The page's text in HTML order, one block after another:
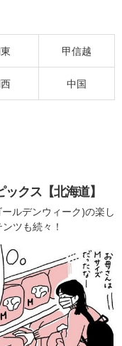
甲信越
中国
クス【北海道】
ルデンウィーク)の楽し
ツも続々！